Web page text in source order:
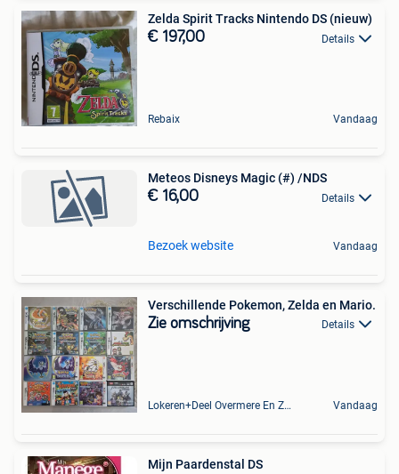
Zelda Spirit Tracks Nintendo DS (nieuw)
€ 197,00 Details
Rebaix Vandaag
Meteos Disneys Magic (#) /NDS
€ 16,00 Details
Bezoek website Vandaag
Verschillende Pokemon, Zelda en Mario.
Zie omschrijving Details
Lokeren+Deel Overmere En Zele Vandaag
Mijn Paardenstal DS